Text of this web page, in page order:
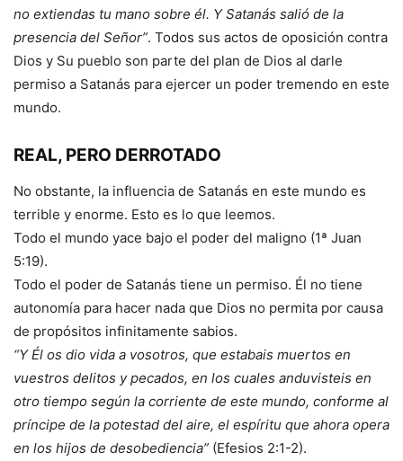
no extiendas tu mano sobre él. Y Satanás salió de la
presencia del Señor”. Todos sus actos de oposición contra
Dios y Su pueblo son parte del plan de Dios al darle
permiso a Satanás para ejercer un poder tremendo en este
mundo.
REAL, PERO DERROTADO
No obstante, la influencia de Satanás en este mundo es
terrible y enorme. Esto es lo que leemos.
Todo el mundo yace bajo el poder del maligno (1ª Juan
5:19).
Todo el poder de Satanás tiene un permiso. Él no tiene
autonomía para hacer nada que Dios no permita por causa
de propósitos infinitamente sabios.
“Y Él os dio vida a vosotros, que estabais muertos en
vuestros delitos y pecados, en los cuales anduvisteis en
otro tiempo según la corriente de este mundo, conforme al
príncipe de la potestad del aire, el espíritu que ahora opera
en los hijos de desobediencia” (Efesios 2:1-2).